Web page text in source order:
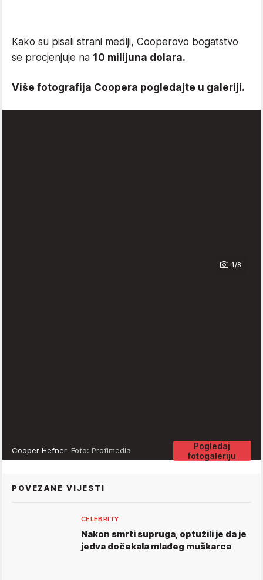
Kako su pisali strani mediji, Cooperovo bogatstvo
se procjenjuje na 10 milijuna dolara.
Više fotografija Coopera pogledajte u galeriji.
1/8
Pogledaj
fotogaleriju
Cooper Hefner Foto: Profimedia
POVEZANE VIJESTI
CELEBRITY
Nakon smrti supruga, optužili je da je
jedva dočekala mlađeg muškarca